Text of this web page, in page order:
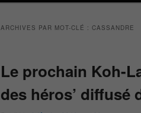
ARCHIVES PAR MOT-CLÉ : CASSANDRE
Le prochain Koh-
des héros’ diffusé